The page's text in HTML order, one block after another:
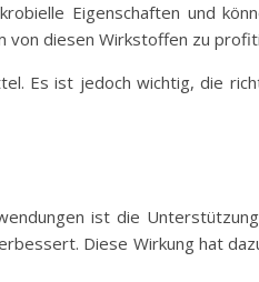
Eigenschaften und
von diesen Wirkstoffen zu
Es ist jedoch wichtig, die
ist die
Diese Wirkung hat